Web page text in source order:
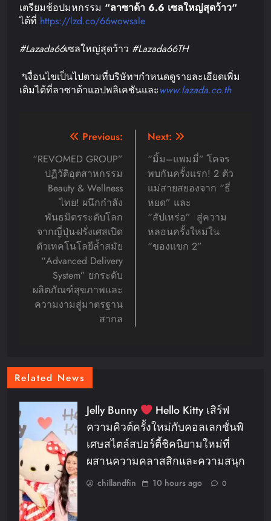
เตรียมช้อปมหกรรม “ลาซาด้า 6.6 เซลใหญ่สุดว้าว“
ได้ที่ https://lzd.co/66wowsale
#Lazada66เซลใหญ่สุดว้าว #Lazada66TH
*เงื่อนไขเป็นไปตามที่บริษัทฯกำหนดดูรายละเอียดเพิ่ม
เติมได้ที่ลาซาด้าแอปพลิเคชันและwww.lazada.co.th
navigation
Previous:
“REVOMED GROUP”
ปฏิวัติอุตสาหกรรม
Beauty & Wellness
ไทย! ผนึกกำลัง
พันธมิตรระดับโลก
จากญี่ปุ่น-ฝรั่งเศสเปิด
ตัวเทคโนโลยีล้ำสมัย
“Advanced Delivery
System” ยกระดับ
ผลิตภัณฑ์สุขภาพและ
ความงามสู่มาตรฐาน
สากล
Next:
“มิ้ม–แพมมี่” โคจร
พบกันครั้งแรก! 2 ตัว
แม่สายสยองจาก “ธี่
หยด” และ
“สัปเหร่อ” สู่ความ
หลอนครั้งใหม่ใน
“ของแขก 2”
Related News
Jelly Bunny
Hello Kitty เสิร์ฟ
ความคิวต์ครั้งใหม่กับคอลเลกชั่นพิ
เศษสไตล์สปอร์ตี้ชิคนิยามใหม่ที่
ผสานความคลาสสิกและความสนุก
chillandfin 10 hours ago 0